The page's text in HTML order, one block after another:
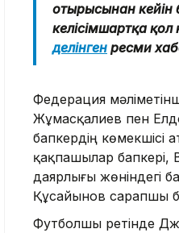
отырысынан кейін
келісімшартқа
делінген ресми
Федерация
Жұмасқалиев пен
бапкердің
қақпашылар
даярлығы жөніндегі
Құсайынов сарапшы
Футболшы ретінде